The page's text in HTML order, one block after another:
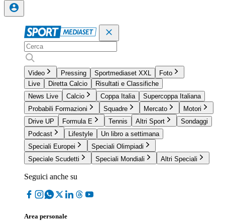
Video Pressing Sportmediaset XXL
Foto
Live
Diretta Calcio
Risultati e Classifiche
News Live
Calcio Coppa Italia
Supercoppa Italiana
Probabili Formazioni
Squadre Mercato
Motori
Drive UP
Formula E Tennis Altri Sport
Sondaggi
Podcast
Lifestyle
Un libro a settimana
Speciali Europei
Speciali Olimpiadi
Speciale Scudetti
Speciali Mondiali Altri Speciali
Seguici anche su
Area personale